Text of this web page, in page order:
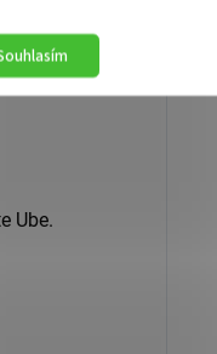
Ube.